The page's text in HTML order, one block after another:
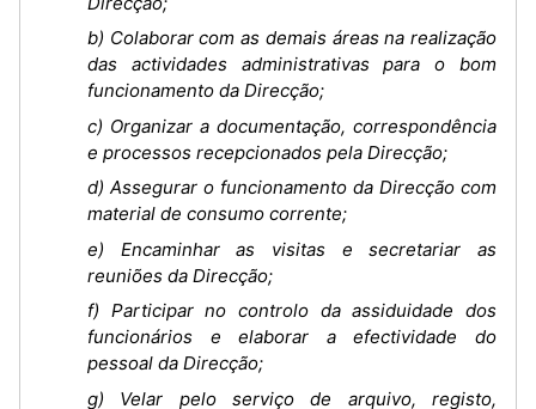
b) Colaborar com as demais áreas na realização
das actividades administrativas para o bom
funcionamento da Direcção;
c) Organizar a documentação, correspondência
e processos recepcionados pela Direcção;
d) Assegurar o funcionamento da Direcção com
material de consumo corrente;
e) Encaminhar as visitas e secretariar as
reuniões da Direcção;
f) Participar no controlo da assiduidade dos
funcionários e elaborar a efectividade do
pessoal da Direcção;
g) Velar pelo serviço de arquivo, registo,